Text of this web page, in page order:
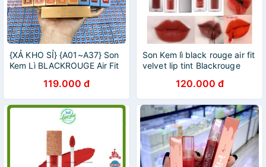
{XẢ KHO SỈ} {A01~A37} Son
Kem Lì BLACKROUGE Air Fit
119.000 đ
Son Kem lì black rouge air fit
velvet lip tint Blackrouge
120.000 đ